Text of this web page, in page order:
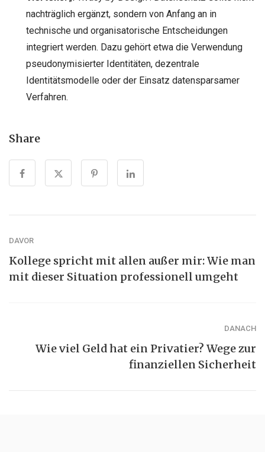
nachträglich ergänzt, sondern von Anfang an in
technische und organisatorische Entscheidungen
integriert werden. Dazu gehört etwa die Verwendung
pseudonymisierter Identitäten, dezentrale
Identitätsmodelle oder der Einsatz datensparsamer
Verfahren.
Share
DAVOR
Kollege spricht mit allen außer mir: Wie man
mit dieser Situation professionell umgeht
DANACH
Wie viel Geld hat ein Privatier? Wege zur
finanziellen Sicherheit